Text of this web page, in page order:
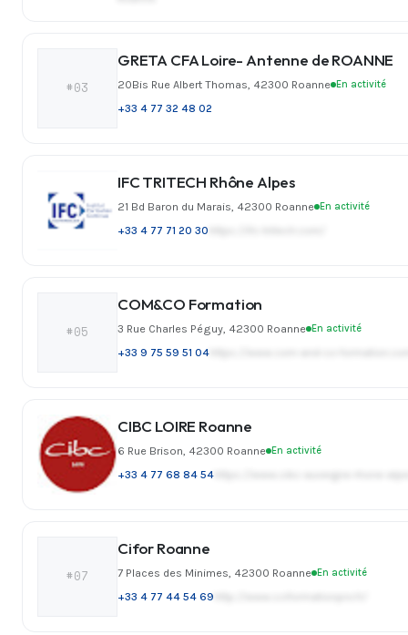
#03
GRETA CFA Loire- Antenne de ROANNE
20Bis Rue Albert Thomas, 42300 Roanne En activité
+33 4 77 32 48 02
IFC TRITECH Rhône Alpes
21 Bd Baron du Marais, 42300 Roanne En activité
+33 4 77 71 20 30
#05
COM&CO Formation
3 Rue Charles Péguy, 42300 Roanne En activité
+33 9 75 59 51 04
CIBC LOIRE Roanne
6 Rue Brison, 42300 Roanne En activité
+33 4 77 68 84 54
#07
Cifor Roanne
7 Places des Minimes, 42300 Roanne En activité
+33 4 77 44 54 69